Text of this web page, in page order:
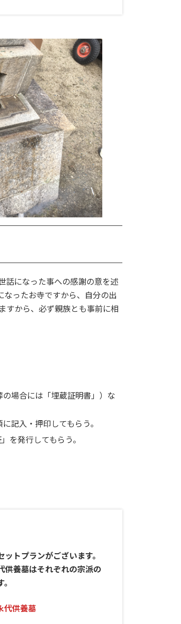
話になった事への感謝の意を述
なったお寺ですから、自分の出
すから、必ず親族とも事前に相
場合には「埋蔵証明書」）な
記入・押印してもらう。
を発行してもらう。
トプランがございます。
供養墓はそれぞれの宗派の
代供養墓